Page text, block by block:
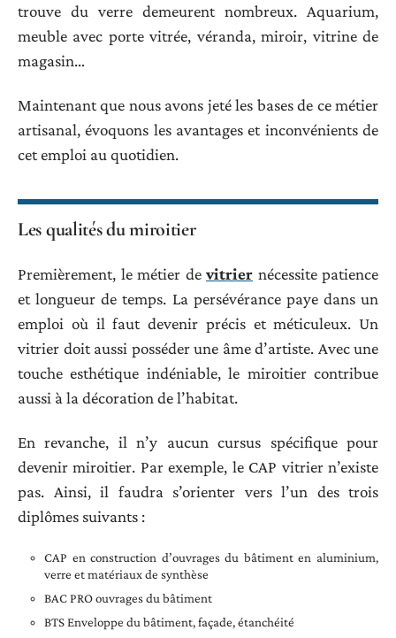
trouve du verre demeurent nombreux. Aquarium,
meuble avec porte vitrée, véranda, miroir, vitrine de
magasin…
Maintenant que nous avons jeté les bases de ce métier
artisanal, évoquons les avantages et inconvénients de
cet emploi au quotidien.
Les qualités du miroitier
Premièrement, le métier de vitrier nécessite patience
et longueur de temps. La persévérance paye dans un
emploi où il faut devenir précis et méticuleux. Un
vitrier doit aussi posséder une âme d’artiste. Avec une
touche esthétique indéniable, le miroitier contribue
aussi à la décoration de l’habitat.
En revanche, il n’y aucun cursus spécifique pour
devenir miroitier. Par exemple, le CAP vitrier n’existe
pas. Ainsi, il faudra s’orienter vers l’un des trois
diplômes suivants :
CAP en construction d’ouvrages du bâtiment en aluminium,
verre et matériaux de synthèse
BAC PRO ouvrages du bâtiment
BTS Enveloppe du bâtiment, façade, étanchéité